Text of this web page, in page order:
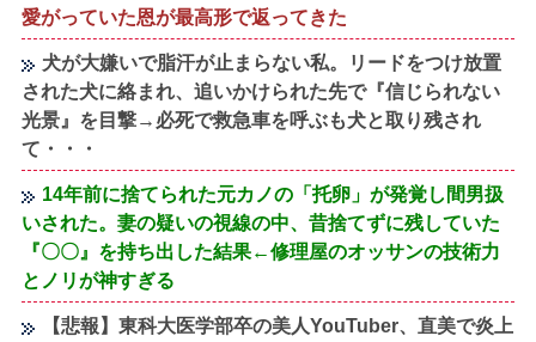
愛がっていた恩が最高形で返ってきた
犬が大嫌いで脂汗が止まらない私。リードをつけ放置
された犬に絡まれ、追いかけられた先で『信じられない
光景』を目撃→必死で救急車を呼ぶも犬と取り残され
て・・・
14年前に捨てられた元カノの「托卵」が発覚し間男扱
いされた。妻の疑いの視線の中、昔捨てずに残していた
『〇〇』を持ち出した結果←修理屋のオッサンの技術力
とノリが神すぎる
【悲報】東科大医学部卒の美人YouTuber、直美で炎上